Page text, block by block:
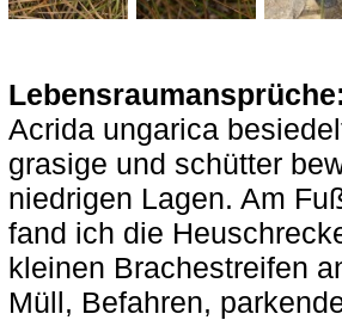
Acrida ungarica
grasige und schütter
niedrigen Lagen. Am
fand ich die
kleinen Brachestreifen
Müll, Befahren,